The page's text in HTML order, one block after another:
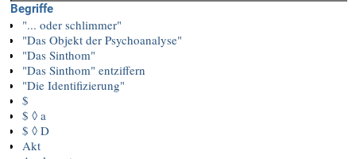
Begriffe
"... oder schlimmer"
"Das Objekt der Psychoanalyse"
"Das Sinthom"
"Das Sinthom" entziffern
"Die Identifizierung"
$
$ ◊ a
$ ◊ D
Akt